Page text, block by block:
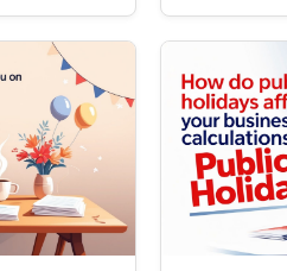
件事不僅關乎